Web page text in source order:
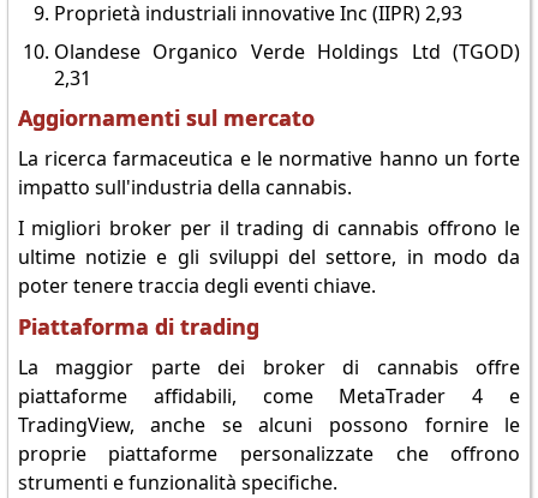
Proprietà industriali innovative Inc (IIPR) 2,93
Olandese Organico Verde Holdings Ltd (TGOD)
2,31
Aggiornamenti sul mercato
La ricerca farmaceutica e le normative hanno un forte
impatto sull'industria della cannabis.
I migliori broker per il trading di cannabis offrono le
ultime notizie e gli sviluppi del settore, in modo da
poter tenere traccia degli eventi chiave.
Piattaforma di trading
La maggior parte dei broker di cannabis offre
piattaforme affidabili, come MetaTrader 4 e
TradingView, anche se alcuni possono fornire le
proprie piattaforme personalizzate che offrono
strumenti e funzionalità specifiche.